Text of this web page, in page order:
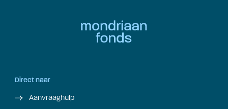
Direct naar
Aanvraaghulp